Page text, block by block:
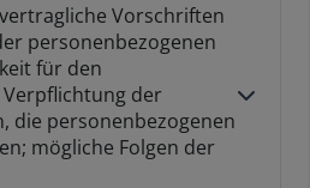
Vorschriften
personenbezogenen
für den
der
die personenbezogenen
mögliche Folgen der